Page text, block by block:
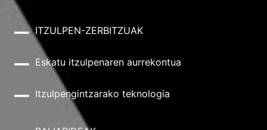
ITZULPEN-ZERBITZUAK
Eskatu itzulpenaren aurrekontua
Itzulpengintzarako teknologia